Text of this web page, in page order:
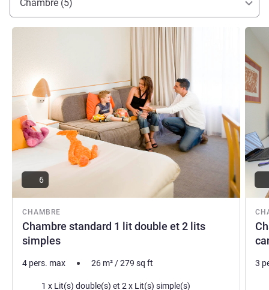
Isabelle LLECH, Direction de l'hôtel
Chambre (5)
CHAMBRE
Chambre standard 1 lit double et 2 lits
simples
Voir les détails
6
4 pers. max 26 m²/279 sq ft
Literie
1 x Lit(s) double(s) et 2 x Lit(s) simple(s)
Voir
3